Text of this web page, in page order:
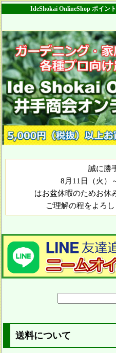
IdeShokai OnlineShop ポイン
誠に勝
8月11日（火）
はお盆休暇のためお休
ご理解の程をよろ
送料について